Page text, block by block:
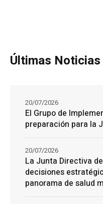
Últimas Noticias
El Grupo de
preparación para la
20/07/2026
La Junta Directiva
decisiones
panorama de salud
20/07/2026